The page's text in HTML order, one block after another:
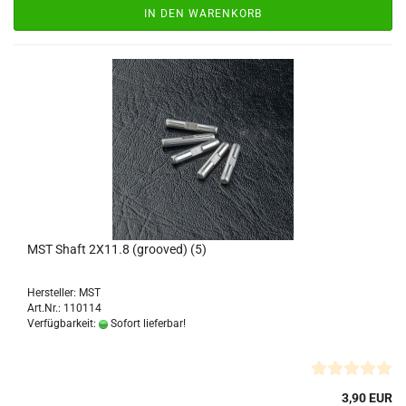
IN DEN WARENKORB
MST Shaft 2X11.8 (grooved) (5)
Hersteller: MST
Art.Nr.: 110114
Verfügbarkeit:
Sofort lieferbar!
3,90 EUR